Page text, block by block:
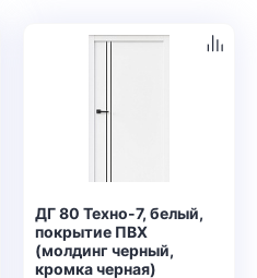
ДГ 80 Техно-7, белый,
покрытие ПВХ
(молдинг черный,
кромка черная)